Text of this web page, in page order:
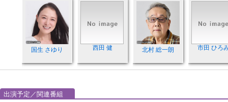
国生 さゆり 西田 健 北村 総一朗 市田 ひろ
出演予定／関連番組